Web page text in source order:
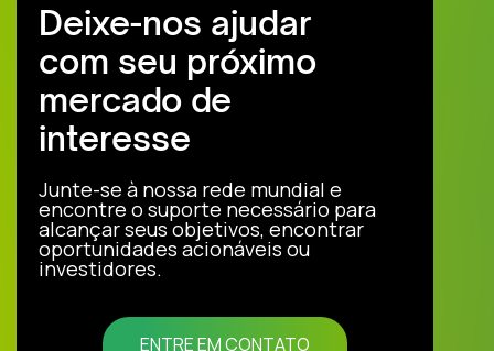
Deixe-nos ajudar
com seu próximo
mercado de
interesse
Junte-se à nossa rede mundial e
encontre o suporte necessário para
alcançar seus objetivos, encontrar
oportunidades acionáveis ou
investidores.
ENTRE EM CONTATO